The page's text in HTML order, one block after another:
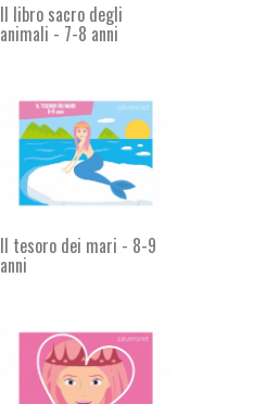
Il libro sacro degli
animali - 7-8 anni
Il tesoro dei mari - 8-9
anni